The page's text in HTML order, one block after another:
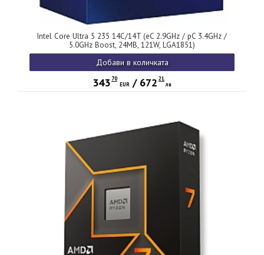
Intel Core Ultra 5 235 14C/14T (eC 2.9GHz / pC 3.4GHz /
5.0GHz Boost, 24MB, 121W, LGA1851)
Добави в количката
343 70
EUR / 672 21
лв